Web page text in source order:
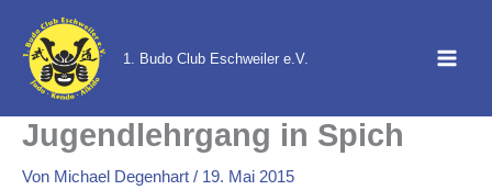
Inhalt
springen
1. Budo Club Eschweiler e.V.
Jugendlehrgang in Spich
Von Michael Degenhart / 19. Mai 2015